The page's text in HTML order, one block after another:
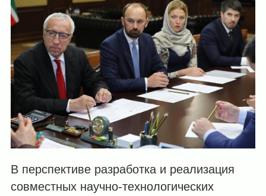
В перспективе разработка и реализация
совместных научно-технологических